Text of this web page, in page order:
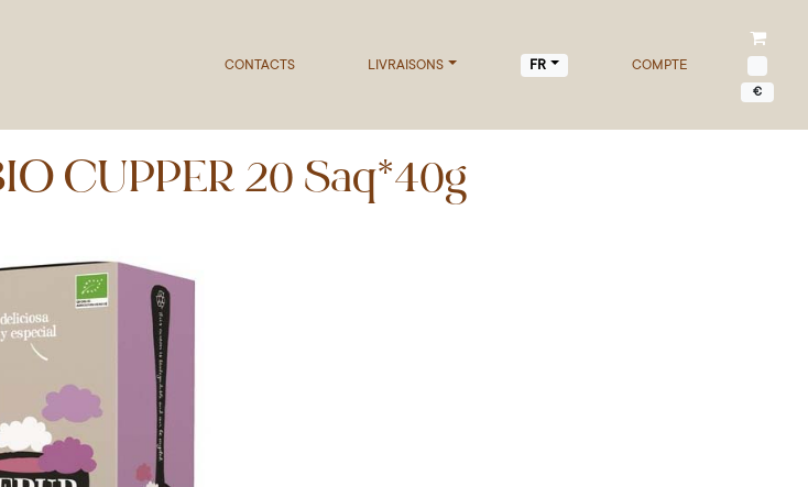
CONTACTS LIVRAISONS FR COMPTE
€
CUPPER 20 Saq*40g